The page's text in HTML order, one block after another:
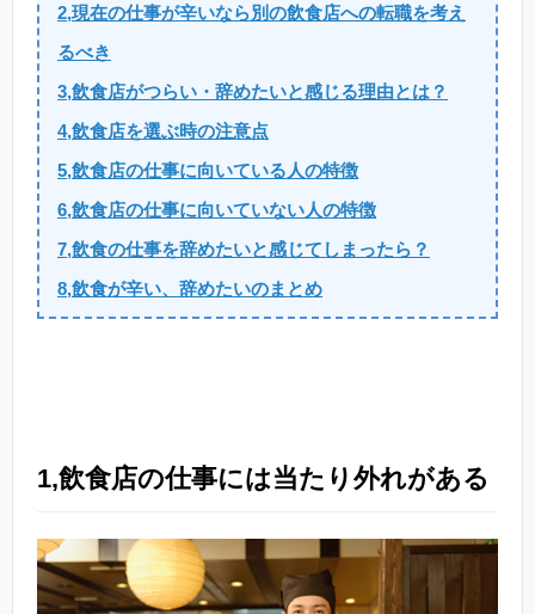
2,現在の仕事が辛いなら別の飲食店への転職を考え
るべき
3,飲食店がつらい・辞めたいと感じる理由とは？
4,飲食店を選ぶ時の注意点
5,飲食店の仕事に向いている人の特徴
6,飲食店の仕事に向いていない人の特徴
7,飲食の仕事を辞めたいと感じてしまったら？
8,飲食が辛い、辞めたいのまとめ
1,飲食店の仕事には当たり外れがある